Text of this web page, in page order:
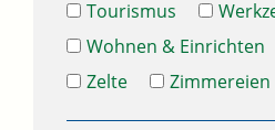
Tourismus
Wohnen & Einrichten
Zelte
Zimmereien